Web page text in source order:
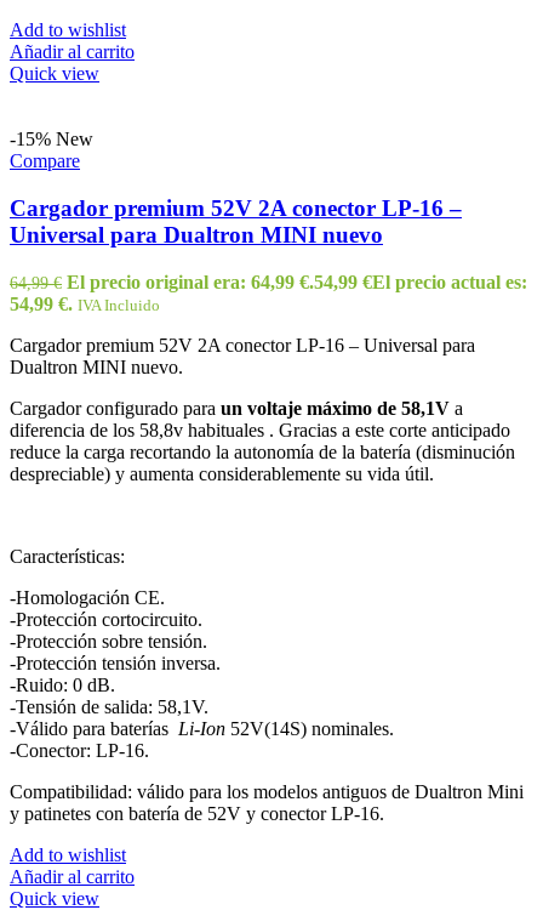
Add to wishlist
Añadir al carrito
Quick view
-15% New
Compare
Cargador premium 52V 2A conector LP-16 –
Universal para Dualtron MINI nuevo
64,99€ El precio original era: 64,99 €.54,99 €El precio actual es:
54,99 €. IVA Incluido
Cargador premium 52V 2A conector LP-16 – Universal para
Dualtron MINI nuevo.
Cargador configurado para un voltaje máximo de 58,1V a
diferencia de los 58,8v habituales . Gracias a este corte anticipado
reduce la carga recortando la autonomía de la batería (disminución
despreciable) y aumenta considerablemente su vida útil.
Características:
-Homologación CE.
-Protección cortocircuito.
-Protección sobre tensión.
-Protección tensión inversa.
-Ruido: 0 dB.
-Tensión de salida: 58,1V.
-Válido para baterías Li-Ion 52V(14S) nominales.
-Conector: LP-16.
Compatibilidad: válido para los modelos antiguos de Dualtron Mini
y patinetes con batería de 52V y conector LP-16.
Add to wishlist
Añadir al carrito
Quick view